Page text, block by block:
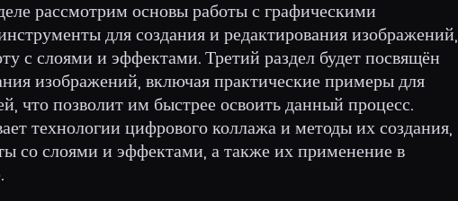
рассмотрим основы работы с графическими
для создания и редактирования изображений,
с слоями и эффектами. Третий раздел будет посвящён
изображений, включая практические примеры для
что позволит им быстрее освоить данный процесс.
технологии цифрового коллажа и методы их создания,
со слоями и эффектами, а также их применение в